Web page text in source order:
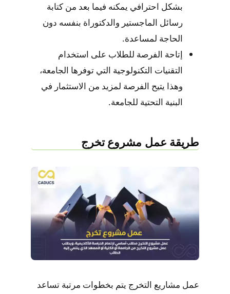
بشكل احترافي يمكنه فيما بعد من كتابة
رسائل الماجستير والدكتوراة بنفسه دون
الحاجة لمساعدة.
إتاحة الفرصة للطلاب على استخدام
التقنيات التكنولوجية التي توفرها الجامعة،
وهذا يتيح الفرصة لمزيد من الاستثمار في
البنية التحتية للجامعة.
طريقة عمل مشروع تخرج
عمل مشاريع التخرج يتم بخطوات مرتبة تساعد